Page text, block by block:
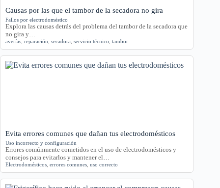
Causas por las que el tambor de la secadora no gira
Fallos por electrodoméstico
Explora las causas detrás del problema del tambor de la secadora que
no gira y…
averías reparación secadora servicio técnico tambor
Evita errores comunes que dañan tus electrodomésticos
Uso incorrecto y configuración
Errores comúnmente cometidos en el uso de electrodomésticos y
consejos para evitarlos y mantener el…
Electrodomésticos errores comunes uso correcto